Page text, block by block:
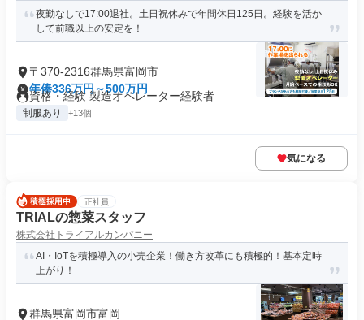
夜勤なしで17:00退社。土日祝休みで年間休日125日。経験を活か
して前職以上の安定を！
〒370-2316群馬県富岡市
年俸336万円～500万円
資格・経験 製造オペレーター経験者
制服あり +13個
気になる
正社員
TRIALの惣菜スタッフ
株式会社トライアルカンパニー
AI・IoTを積極導入の小売企業！働き方改革にも積極的！基本定時
上がり！
群馬県富岡市富岡